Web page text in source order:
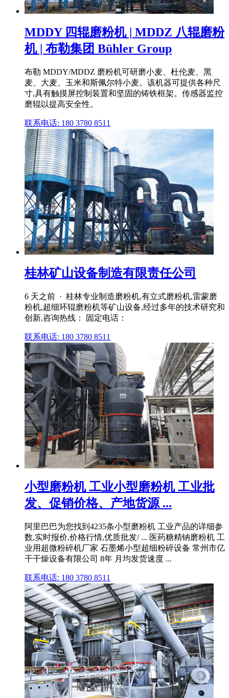
MDDY 四辊磨粉机 | MDDZ 八辊磨粉
机 | 布勒集团 Bühler Group
布勒 MDDY/MDDZ 磨粉机可研磨小麦、杜伦麦、黑
麦、大麦、玉米和斯佩尔特小麦。该机器可提供各种尺
寸,具有触摸屏控制装置和坚固的铸铁框架。传感器监控
磨辊以提高安全性。
联系电话: 180 3780 8511
桂林矿山设备制造有限责任公司
6 天之前 · 桂林专业制造磨粉机,有立式磨粉机,雷蒙磨
粉机,超细环辊磨粉机等矿山设备,经过多年的技术研究和
创新,咨询热线： 固定电话：
联系电话: 180 3780 8511
小型磨粉机 工业小型磨粉机 工业批
发、促销价格、产地货源 ...
阿里巴巴为您找到4235条小型磨粉机 工业产品的详细参
数,实时报价,价格行情,优质批发/ ... 医药糖精钠磨粉机 工
业用超微粉碎机厂家 石墨烯小型超细粉碎设备 常州市亿
干干燥设备有限公司 8年 月均发货速度 ...
联系电话: 180 3780 8511